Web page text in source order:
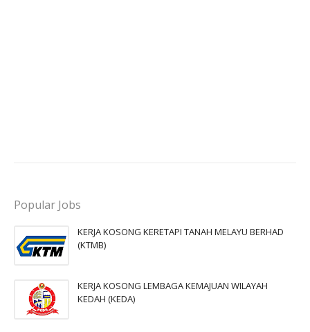
Popular Jobs
KERJA KOSONG KERETAPI TANAH MELAYU BERHAD
(KTMB)
KERJA KOSONG LEMBAGA KEMAJUAN WILAYAH
KEDAH (KEDA)